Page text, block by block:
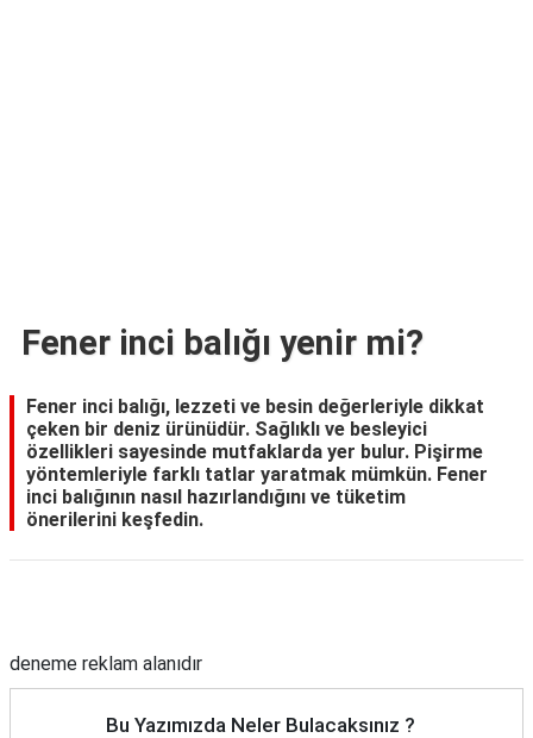
Fener inci balığı yenir mi?
Fener inci balığı, lezzeti ve besin değerleriyle dikkat
çeken bir deniz ürünüdür. Sağlıklı ve besleyici
özellikleri sayesinde mutfaklarda yer bulur. Pişirme
yöntemleriyle farklı tatlar yaratmak mümkün. Fener
inci balığının nasıl hazırlandığını ve tüketim
önerilerini keşfedin.
deneme reklam alanıdır
Bu Yazımızda Neler Bulacaksınız ?